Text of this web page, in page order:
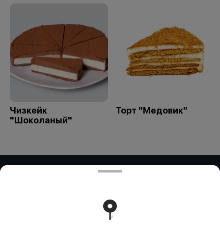
Чизкейк
"Шоколаный"
Торт "Медовик"
ЧАСТНОЕ ПРЕДПРИЯТИЕ "ПРИМАР
БЕЛАРУСЬ, БРЕСТСКАЯ ОБЛ., Г. ПИНСК, УЛ.
РОКОССОВСКОГО, ДОМ 23Д/2, 225715 УНП: 291838328
"Карт-счет: BY59ALFA30122E81510010270000 в BYN в
ЗАО 'Альфа-Банк', БИК: ALFABY2X"